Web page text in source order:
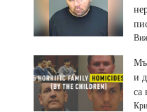
и
са